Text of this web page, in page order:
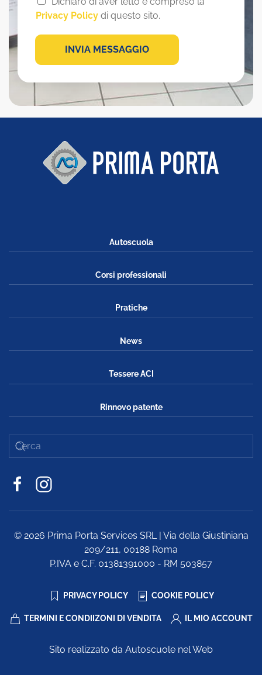
Privacy Policy di questo sito.
INVIA MESSAGGIO
Autoscuola
Corsi professionali
Pratiche
News
Tessere ACI
Rinnovo patente
© 2026 Prima Porta Services SRL | Via della Giustiniana
209/211, 00188 Roma
P.IVA e C.F. 01381391000 - RM 503857
PRIVACY POLICY COOKIE POLICY
TERMINI E CONDIIZONI DI VENDITA IL MIO ACCOUNT
Sito realizzato da Autoscuole nel Web